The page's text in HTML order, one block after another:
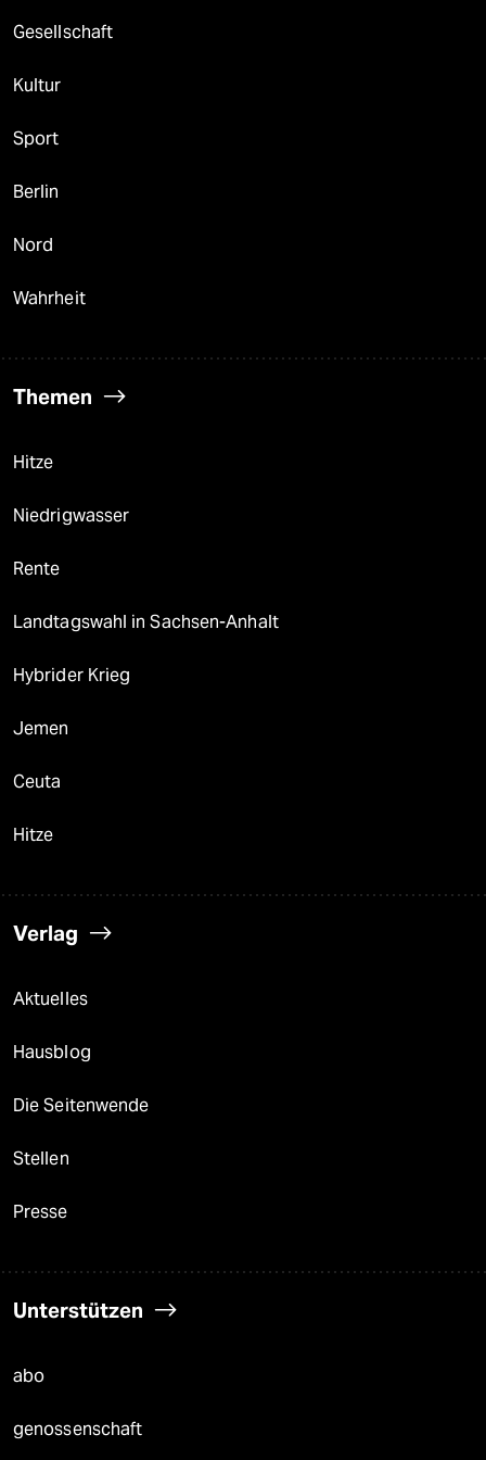
wahrheit
verlag
verlag
veranstaltungen
unterstützen
abo
genossenschaft
Gesellschaft
Kultur
Sport
Berlin
Nord
Wahrheit
Themen
Hitze
Niedrigwasser
Rente
Landtagswahl in Sachsen-Anhalt
Hybrider Krieg
Jemen
Ceuta
Hitze
Verlag
Aktuelles
Hausblog
Die Seitenwende
Stellen
Presse
Unterstützen
abo
genossenschaft